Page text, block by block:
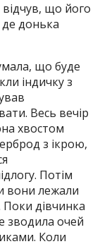
що його
де донька
що буде
індичку з
Весь вечір
хвостом
з ікрою,
Потім
вони лежали
дівчинка
зводила очей
Коли